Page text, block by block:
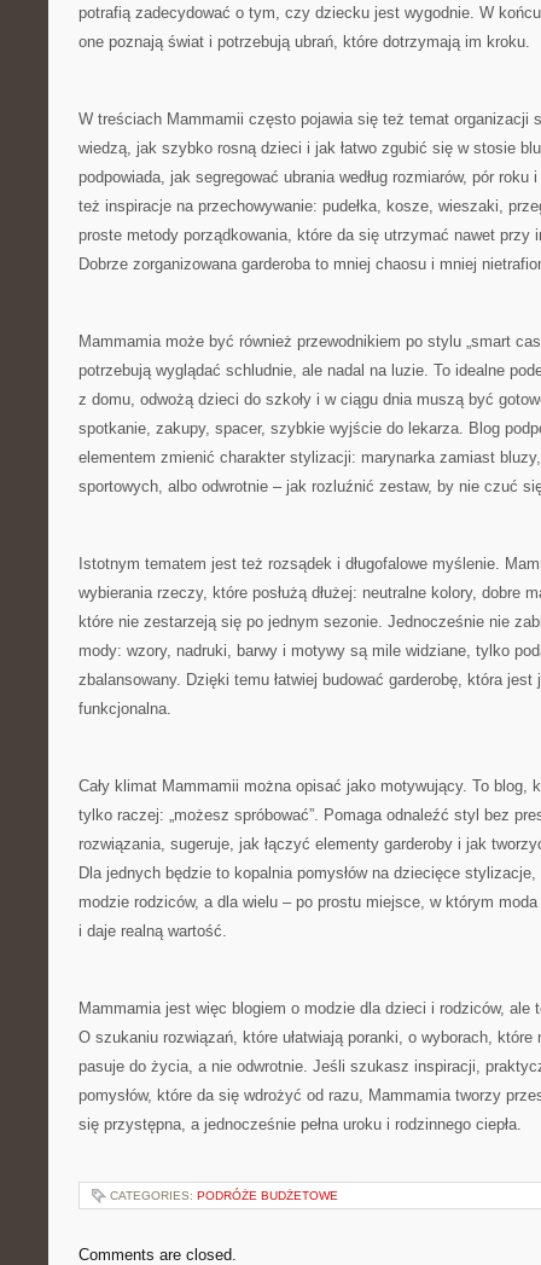
potrafią zadecydować o tym, czy dziecku jest wygodnie. W
one poznają świat i potrzebują ubrań, które dotrzymają im kroku.
W treściach Mammamii często pojawia się też temat organizacji
wiedzą, jak szybko rosną dzieci i jak łatwo zgubić się w stosie
podpowiada, jak segregować ubrania według rozmiarów, pór
też inspiracje na przechowywanie: pudełka, kosze, wieszaki,
proste metody porządkowania, które da się utrzymać nawet przy
Dobrze zorganizowana garderoba to mniej chaosu i mniej
Mammamia może być również przewodnikiem po stylu „smart
potrzebują wyglądać schludnie, ale nadal na luzie. To idealne
z domu, odwożą dzieci do szkoły i w ciągu dnia muszą być
spotkanie, zakupy, spacer, szybkie wyjście do lekarza. Blog
elementem zmienić charakter stylizacji: marynarka zamiast
sportowych, albo odwrotnie – jak rozluźnić zestaw, by nie czuć
Istotnym tematem jest też rozsądek i długofalowe myślenie.
wybierania rzeczy, które posłużą dłużej: neutralne kolory, dobre
które nie zestarzeją się po jednym sezonie. Jednocześnie nie
mody: wzory, nadruki, barwy i motywy są mile widziane, tylko
zbalansowany. Dzięki temu łatwiej budować garderobę, która jest
funkcjonalna.
Cały klimat Mammamii można opisać jako motywujący. To blog,
tylko raczej: „możesz spróbować”. Pomaga odnaleźć styl bez
rozwiązania, sugeruje, jak łączyć elementy garderoby i jak
Dla jednych będzie to kopalnia pomysłów na dziecięce
modzie rodziców, a dla wielu – po prostu miejsce, w którym
i daje realną wartość.
Mammamia jest więc blogiem o modzie dla dzieci i rodziców, ale
O szukaniu rozwiązań, które ułatwiają poranki, o wyborach,
pasuje do życia, a nie odwrotnie. Jeśli szukasz inspiracji,
pomysłów, które da się wdrożyć od razu, Mammamia tworzy
się przystępna, a jednocześnie pełna uroku i rodzinnego ciepła.
CATEGORIES: PODRÓŻE BUDŻETOWE
Comments are closed.